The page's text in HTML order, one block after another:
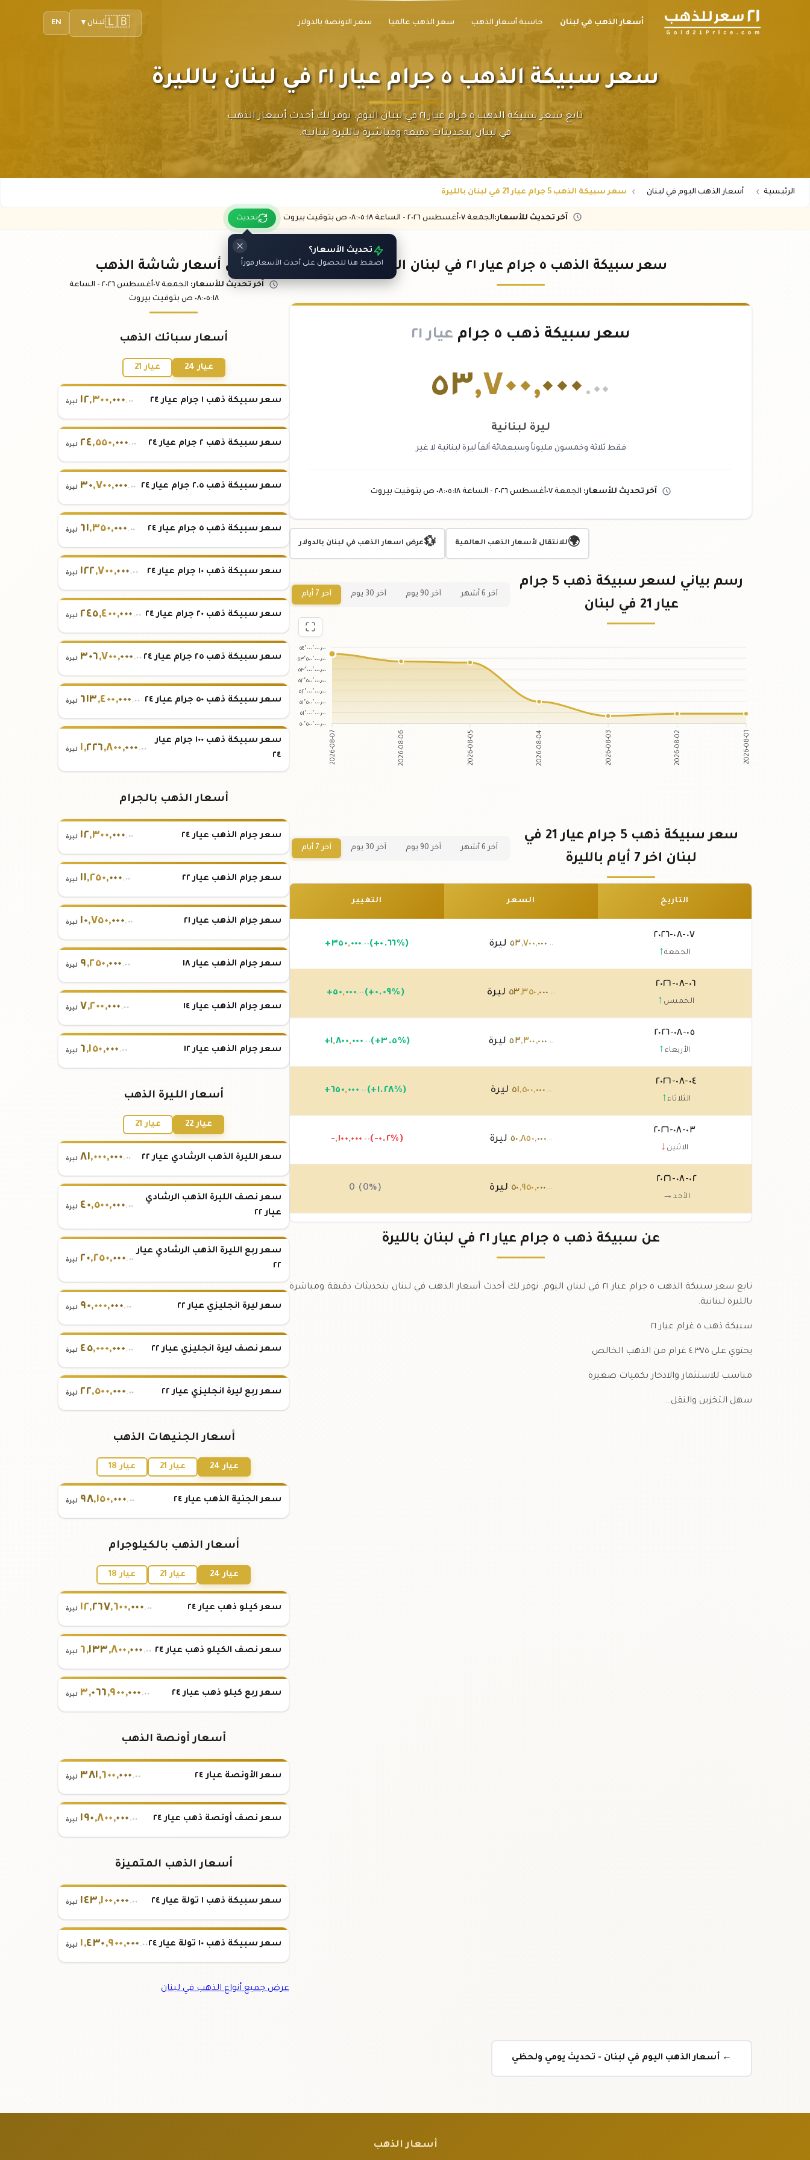
أسعار الذهب في لبنان حاسبة أسعار الذهب سعر الذهب عالميا سعر الاونصة بالدولار EN 🇱🇧لبنان ▼
سعر سبيكة الذهب ٥ جرام عيار ٢١ في لبنان بالليرة
تابع سعر سبيكة الذهب ٥ جرام عيار ٢١ في لبنان اليوم. نوفر لك أحدث أسعار الذهب
في لبنان بتحديثات دقيقة ومباشرة بالليرة لبنانية.
الرئيسية أسعار الذهب اليوم في لبنان سعر سبيكة الذهب 5 جرام عيار 21 في لبنان بالليرة
آخر تحديث للأسعار:الجمعة ٠٧ أغسطس ٢٠٢٦ - الساعة :١٨ ص بتوقيت بيروت تحديث
تحديث الأسعار؟
اضغط هنا للحصول على أحدث الأسعار فوراً سعر سبيكة الذهب ٥ جرام عيار ٢١ في لبنان اليوم
سعر سبيكة ذهب ٥ جرام عيار ٢١
٥٣,٧٠٠,٠٠٠ .٠٠
ليرة لبنانية
فقط ثلاثة وخمسون مليوناً وسبعمائة ألفاً ليرة لبنانية لا غير
آخر تحديث للأسعار: الجمعة ٠٧ أغسطس ٢٠٢٦ - الساعة ٠٨:٠٥:١٨ ص بتوقيت بيروت
🌍للانتقال لأسعار الذهب العالمية 💱عرض اسعار الذهب في لبنان بالدولار
رسم بياني لسعر سبيكة ذهب 5 جرام
عيار 21 في لبنان
آخر 6 أشهر آخر 90 يوم آخر 30 يوم آخر 7 أيام
٥٤٬٠٠٠٬٠٠٠٫٠٠
٥٣٬٥٠٠٬٠٠٠٫٠٠
٥٣٬٠٠٠٬٠٠٠٫٠٠
٥٢٬٥٠٠٬٠٠٠٫٠٠
٥٢٬٠٠٠٬٠٠٠٫٠٠
٥١٬٥٠٠٬٠٠٠٫٠٠
٥١٬٠٠٠٬٠٠٠٫٠٠
٥٠٬٥٠٠٬٠٠٠٫٠٠
2026-08-07 2026-08-06 2026-08-05 2026-08-04 2026-08-03 2026-08-02 2026-08-01
سعر سبيكة ذهب 5 جرام عيار 21 في
لبنان اخر 7 أيام بالليرة
آخر 6 أشهر آخر 90 يوم آخر 30 يوم آخر 7 أيام
التاريخ السعر التغيير
٠٧-٠٨-٢٠٢٦
الجمعة↑
٥٣,٧٠٠,٠٠٠.٠٠ ليرة +٣٥٠,٠٠٠ .٠٠ (+٠.٦٦%)
٠٦-٠٨-٢٠٢٦
الخميس ↑
٥٣,٣٥٠,٠٠٠ .٠٠ ليرة +٥٠,٠٠٠ .٠٠ (+٠.٠٩%)
٠٥-٠٨-٢٠٢٦
الأربعاء ↑
٥٣,٣٠٠,٠٠٠ .٠٠ ليرة +١,٨٠٠,٠٠٠ .٠٠ (+٣.٥%)
٠٤-٠٨-٢٠٢٦
الثلاثاء↑
٥١,٥٠٠,٠٠٠.٠٠ ليرة +٦٥٠,٠٠٠ .٠٠ (+١.٢٨%)
٠٣-٠٨-٢٠٢٦
الاثنين ↓
٥٠,٨٥٠,٠٠٠.٠٠ ليرة -,١٠٠,٠٠٠ .٠٠ (-٠.٢%)
٠٢-٠٨-٢٠٢٦
الأحد→
٥٠,٩٥٠,٠٠٠ .٠٠ ليرة 0 (0%)
٥٠ ٩٥٠ ٠٠٠.٠٠ ليرة 0 (0%) عن سبيكة ذهب ٥ جرام عيار ٢١ في لبنان بالليرة
تابع سعر سبيكة الذهب ٥ جرام عيار ٢١ في لبنان اليوم. نوفر لك أحدث أسعار الذهب في لبنان بتحديثات دقيقة ومباشرة
بالليرة لبنانية.
سبيكة ذهب ٥ غرام عيار ٢١
يحتوي على ٤.٣٧٥ غرام من الذهب الخالص
مناسب للاستثمار والادخار بكميات صغيرة
سهل التخزين والنقل…
باقي أسعار شاشة الذهب
آخر تحديث للأسعار: الجمعة ٠٧ أغسطس ٢٠٢٦ -
الساعة
٠٨:٠٥:١٨ ص بتوقيت بيروت
أسعار سبائك الذهب
عيار 24 عيار 21
سعر سبيكة ذهب ١ جرام عيار ٢٤ ١٢,٣٠٠,٠٠٠.٠٠ ليرة
سعر سبيكة ذهب ٢ جرام عيار ٢٤ ٢٤,٥٥٠,٠٠٠.٠٠ ليرة
سعر سبيكة ذهب ٢.٥ جرام عيار ٢٤ ٣٠,٧٠٠,٠٠٠.٠٠ ليرة
سعر سبيكة ذهب ٥ جرام عيار ٢٤ ٦١,٣٥٠,٠٠٠.٠٠ ليرة
سعر سبيكة ذهب ١٠ جرام عيار ٢٤ ١٢٢,٧٠٠,٠٠٠ .٠٠ ليرة
سعر سبيكة ذهب ٢٠ جرام عيار ٢٤ ٢٤٥,٤٠٠,٠٠٠ .٠٠ ليرة
سعر سبيكة ذهب ٢٥ جرام عيار ٢٤ ٣٠٦,٧٠٠,٠٠٠ .٠٠ ليرة
سعر سبيكة ذهب ٥٠ جرام عيار ٢٤ ٦١٣,٤٠٠,٠٠٠ .٠٠ ليرة
سعر سبيكة ذهب ١٠٠ جرام عيار
٢٤
١,٢٢٦,٨٠٠,٠٠٠ .٠٠ ليرة
أسعار الذهب بالجرام
سعر جرام الذهب عيار ٢٤ ١٢,٣٠٠,٠٠٠.٠٠ ليرة
سعر جرام الذهب عيار ٢٢ ١١,٢٥٠,٠٠٠.٠٠ ليرة
سعر جرام الذهب عيار ٢١ ١٠,٧٥٠,٠٠٠.٠٠ ليرة
سعر جرام الذهب عيار ١٨ ٩,٢٥٠,٠٠٠ .٠٠ ليرة
سعر جرام الذهب عيار ١٤ ٧,٢٠٠,٠٠٠ .٠٠ ليرة
سعر جرام الذهب عيار ١٢ ٦,١٥٠,٠٠٠ .٠٠ ليرة
أسعار الليرة الذهب
عيار 22 عيار 21
سعر الليرة الذهب الرشادي عيار ٢٢ ٨١,٠٠٠,٠٠٠.٠٠ ليرة
سعر نصف الليرة الذهب الرشادي
عيار ٢٢
٤٠,٥٠٠,٠٠٠.٠٠ ليرة
سعر ربع الليرة الذهب الرشادي عيار
٢٢
٢٠,٢٥٠,٠٠٠.٠٠ ليرة
سعر ليرة انجليزي عيار ٢٢ ٩٠,٠٠٠,٠٠٠.٠٠ ليرة
سعر نصف ليرة انجليزي عيار ٢٢ ٤٥,٠٠٠,٠٠٠.٠٠ ليرة
سعر ربع ليرة انجليزي عيار ٢٢ ٢٢,٥٠٠,٠٠٠.٠٠ ليرة
أسعار الجنيهات الذهب
عيار 24 عيار 21 عيار 18
سعر الجنية الذهب عيار ٢٤ ٩٨,١٥٠,٠٠٠.٠٠ ليرة
أسعار الذهب بالكيلوجرام
عيار 24 عيار 21 عيار 18
سعر كيلو ذهب عيار ٢٤ ١٢,٢٦٧,٦٠٠,٠٠٠.٠٠ ليرة
سعر نصف الكيلو ذهب عيار ٢٤ ٦,١٣٣,٨٠٠,٠٠٠ .٠٠ ليرة
سعر ربع كيلو ذهب عيار ٢٤ ٣,٠٦٦,٩٠٠,٠٠٠ .٠٠ ليرة
أسعار أونصة الذهب
سعر الأونصة عيار ٢٤ ٣٨١,٦٠٠,٠٠٠ .٠٠ ليرة
سعر نصف أونصة ذهب عيار ٢٤ ١٩٠,٨٠٠,٠٠٠ .٠٠ ليرة
أسعار الذهب المتميزة
سعر سبيكة ذهب ١ تولة عيار ٢٤ ١٤٣,١٠٠,٠٠٠ .٠٠ ليرة
سعر سبيكة ذهب ١٠ تولة عيار ٢٤ ١,٤٣٠,٩٠٠,٠٠٠ .٠٠ ليرة
عرض جميع أنواع الذهب في لبنان
← أسعار الذهب اليوم في لبنان - تحديث يومي ولحظي
أسعار الذهب